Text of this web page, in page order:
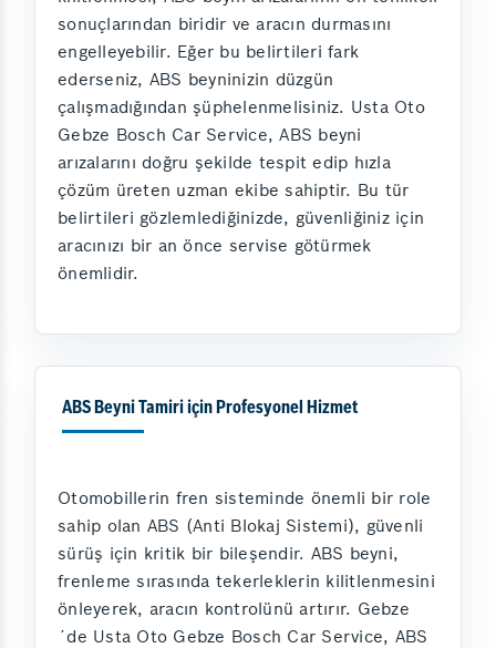
sonuçlarından biridir ve aracın durmasını
engelleyebilir. Eğer bu belirtileri fark
ederseniz, ABS beyninizin düzgün
çalışmadığından şüphelenmelisiniz. Usta Oto
Gebze Bosch Car Service, ABS beyni
arızalarını doğru şekilde tespit edip hızla
çözüm üreten uzman ekibe sahiptir. Bu tür
belirtileri gözlemlediğinizde, güvenliğiniz için
aracınızı bir an önce servise götürmek
önemlidir.
ABS Beyni Tamiri için Profesyonel Hizmet
Otomobillerin fren sisteminde önemli bir role
sahip olan ABS (Anti Blokaj Sistemi), güvenli
sürüş için kritik bir bileşendir. ABS beyni,
frenleme sırasında tekerleklerin kilitlenmesini
önleyerek, aracın kontrolünü artırır. Gebze
´de Usta Oto Gebze Bosch Car Service, ABS